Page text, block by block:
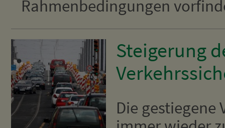
Rahmenbedingungen
Steigerung
Die gestiegene